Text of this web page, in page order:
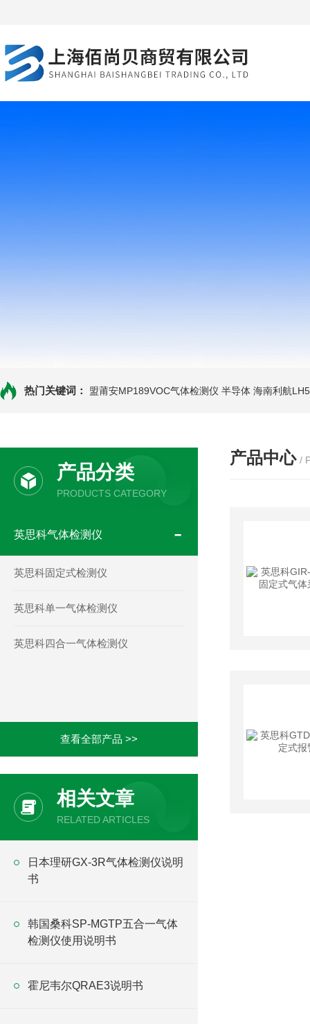
热门关键词： 盟莆安MP189VOC气体检测仪 半导体 海南利航
产品分类
PRODUCTS CATEGORY
英思科气体检测仪
英思科固定式检测仪
英思科单一气体检测仪
英思科四合一气体检测仪
查看全部产品 >>
相关文章
RELATED ARTICLES
日本理研GX-3R气体检测仪说明
书
韩国桑科SP-MGTP五合一气体
检测仪使用说明书
霍尼韦尔QRAE3说明书
产品中心 /